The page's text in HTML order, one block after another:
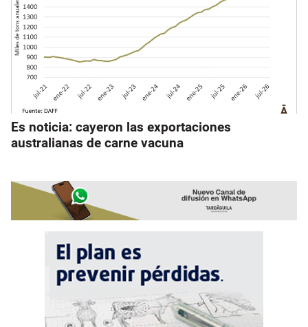
Es noticia: cayeron las exportaciones
australianas de carne vacuna